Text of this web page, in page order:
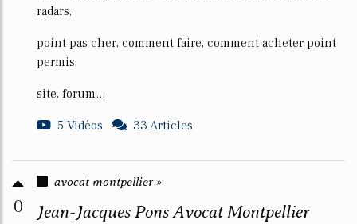
radars,
point pas cher, comment faire, comment acheter point
permis,
site, forum...
5 Vidéos
33 Articles
0
avocat montpellier »
Jean-Jacques Pons Avocat Montpellier